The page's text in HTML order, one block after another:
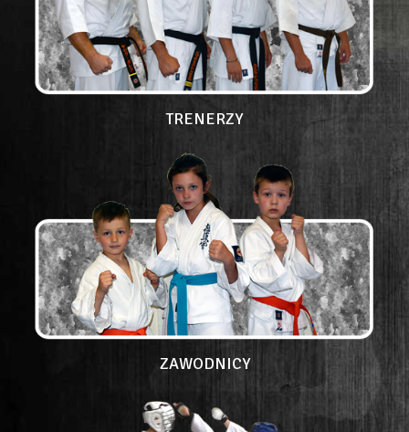
TRENERZY
ZAWODNICY